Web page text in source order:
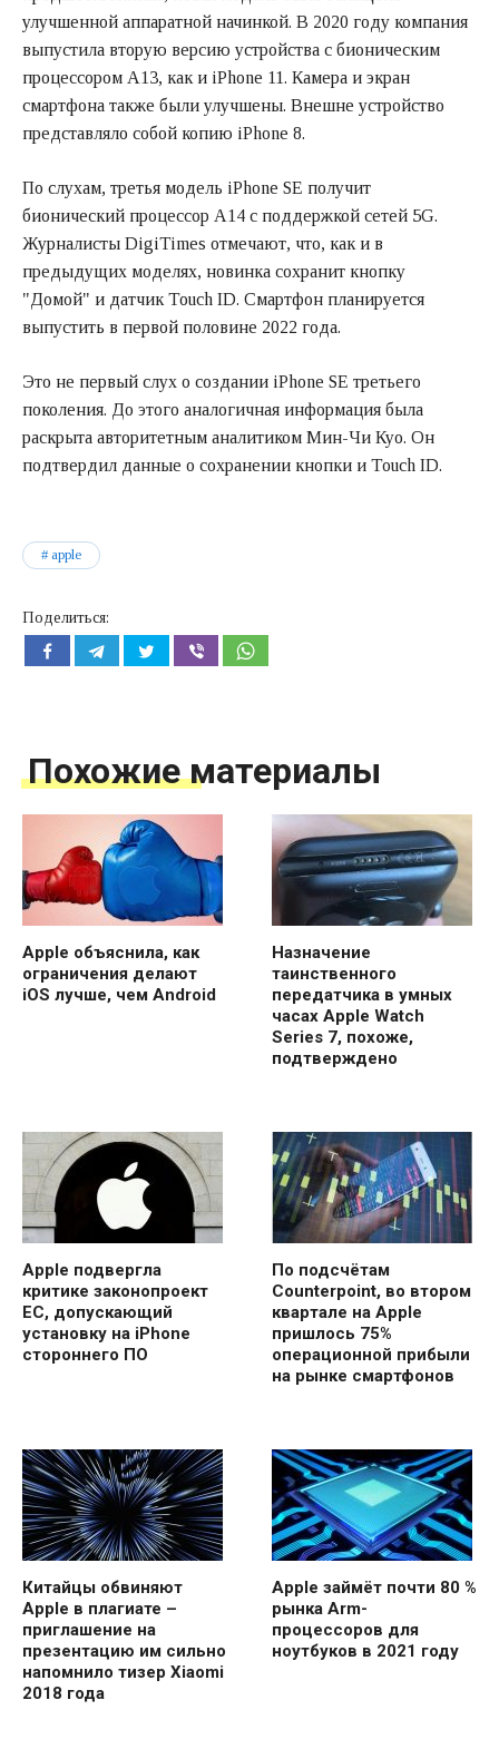
улучшенной аппаратной начинкой. В 2020 году компания
выпустила вторую версию устройства с бионическим
процессором A13, как и iPhone 11. Камера и экран
смартфона также были улучшены. Внешне устройство
представляло собой копию iPhone 8.
По слухам, третья модель iPhone SE получит
бионический процессор A14 с поддержкой сетей 5G.
Журналисты DigiTimes отмечают, что, как и в
предыдущих моделях, новинка сохранит кнопку
"Домой" и датчик Touch ID. Смартфон планируется
выпустить в первой половине 2022 года.
Это не первый слух о создании iPhone SE третьего
поколения. До этого аналогичная информация была
раскрыта авторитетным аналитиком Мин-Чи Куо. Он
подтвердил данные о сохранении кнопки и Touch ID.
apple
Поделиться:
Похожие материалы
Apple объяснила, как
ограничения делают
iOS лучше, чем Android
Назначение
таинственного
передатчика в умных
часах Apple Watch
Series 7, похоже,
подтверждено
Apple подвергла
критике законопроект
ЕС, допускающий
установку на iPhone
стороннего ПО
По подсчётам
Counterpoint, во втором
квартале на Apple
пришлось 75%
операционной прибыли
на рынке смартфонов
Китайцы обвиняют
Apple в плагиате –
приглашение на
презентацию им сильно
напомнило тизер Xiaomi
2018 года
Apple займёт почти 80 %
рынка Arm-
процессоров для
ноутбуков в 2021 году